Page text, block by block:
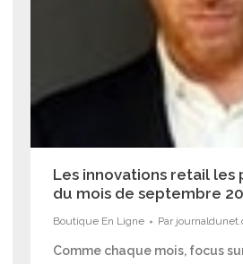
Les innovations retail les
du mois de septembre
Boutique En Ligne Par
Comme chaque mois, focus